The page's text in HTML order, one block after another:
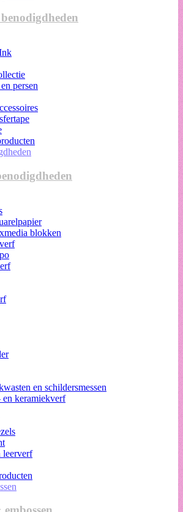
persen
blokken
en schildersmessen
en keramiekverf
leerverf